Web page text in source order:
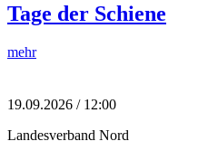
Tage der Schiene
mehr
19.09.2026 / 12:00
Landesverband Nord